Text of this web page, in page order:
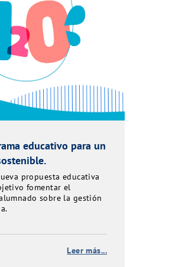
educativo para un
propuesta educativa
fomentar el
sobre la gestión
Leer más...